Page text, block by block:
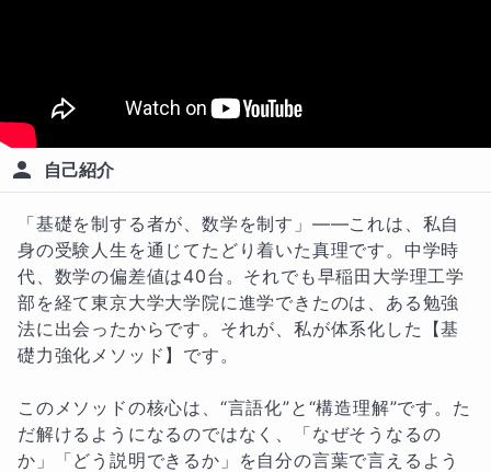
自己紹介
「基礎を制する者が、数学を制す」——これは、私自
身の受験人生を通じてたどり着いた真理です。中学時
代、数学の偏差値は40台。それでも早稲田大学理工学
部を経て東京大学大学院に進学できたのは、ある勉強
法に出会ったからです。それが、私が体系化した【基
礎力強化メソッド】です。
このメソッドの核心は、“言語化”と“構造理解”です。た
だ解けるようになるのではなく、「なぜそうなるの
か」「どう説明できるか」を自分の言葉で言えるよう